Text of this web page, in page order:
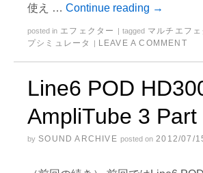
使え … Continue reading →
posted in エフェクター tagged マルチエフ
プシミュレータ
LEAVE A COMMENT
Line6 POD
AmpliTube 3 Part
by SOUND ARCHIVE posted on 2012/07/